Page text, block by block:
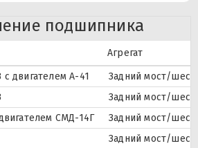
подшипника
Агрегат
двигателем А-41
Задний мост/
Задний мост/
СМД-14Г
Задний мост/
Задний мост/